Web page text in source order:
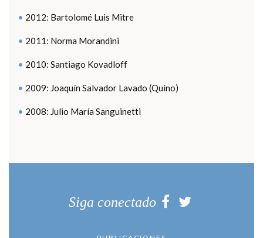
2012: Bartolomé Luis Mitre
2011: Norma Morandini
2010: Santiago Kovadloff
2009: Joaquín Salvador Lavado (Quino)
2008: Julio María Sanguinetti
Siga conectado